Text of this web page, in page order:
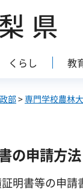
くらし 教
部>専門学校農林
の申請方法
明書等の申請